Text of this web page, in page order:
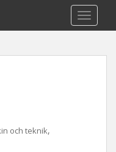
och teknik,